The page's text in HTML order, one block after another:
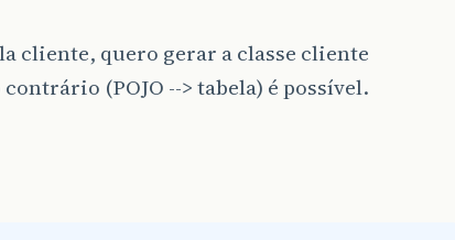
cliente, quero gerar a classe cliente
(POJO --> tabela) é possível.